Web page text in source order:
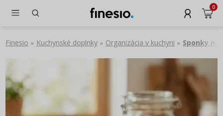
0
Finesio » Kuchynské doplnky » Organizácia v kuchyni » Sponky